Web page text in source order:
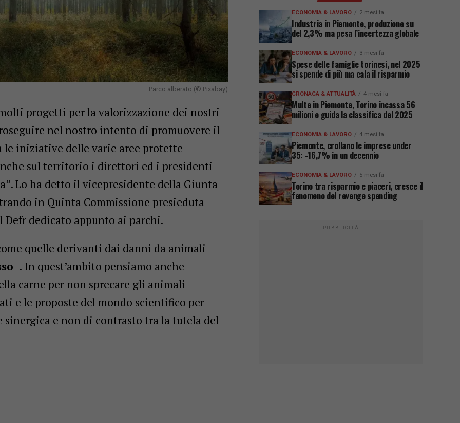
Parco alberato (© Pixabay)
progetti per la valorizzazione dei nostri
nel nostro intento di promuovere il
iniziative delle varie aree protette
sul territorio i direttori ed i presidenti
Lo ha detto il vicepresidente della Giunta
in Quinta Commissione presieduta
Defr dedicato appunto ai parchi.
quelle derivanti dai danni da animali
-. In quest’ambito pensiamo anche
carne per non sprecare gli animali
e le proposte del mondo scientifico per
sinergica e non di contrasto tra la tutela del
ECONOMIA & LAVORO 2 mesi fa
Industria in Piemonte, produzione su
del 2,3% ma pesa l’incertezza globale
ECONOMIA & LAVORO 3 mesi fa
Spese delle famiglie torinesi, nel 2025
si spende di più ma cala il risparmio
CRONACA & ATTUALITÀ 4 mesi fa
Multe in Piemonte, Torino incassa 56
milioni e guida la classifica del 2025
ECONOMIA & LAVORO 4 mesi fa
Piemonte, crollano le imprese under
35: -16,7% in un decennio
ECONOMIA & LAVORO 5 mesi fa
Torino tra risparmio e piaceri, cresce il
fenomeno del revenge spending
PUBBLICITÀ